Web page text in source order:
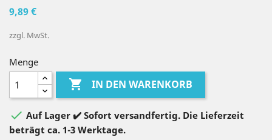
9,89 €
zzgl. MwSt.
Menge
 IN DEN WARENKORB
 Auf Lager ✔️ Sofort versandfertig. Die Lieferzeit
beträgt ca. 1-3 Werktage.